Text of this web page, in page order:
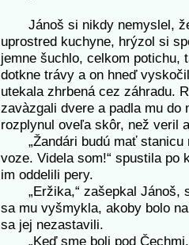
Jánoš si nikdy nemyslel, že
uprostred kuchyne, hrýzol si
jemne šuchlo, celkom potichu,
dotkne trávy a on hneď
utekala zhrbená cez záhradu.
zavàzgali dvere a padla mu
rozplynul oveľa skôr, než veril
„Žandári budú mať stanicu
voze. Videla som!“ spustila po
im oddelili pery.
„Eržika,“ zašepkal Jánoš,
sa mu vyšmykla, akoby bolo
sa jej nezastavili.
„Keď sme boli pod Čechmi,